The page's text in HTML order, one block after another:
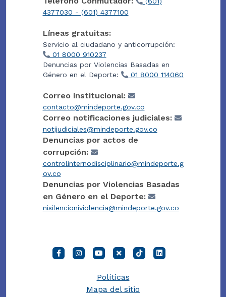
4377030 - (601) 4377100
Líneas gratuitas:
Servicio al ciudadano y anticorrupción:
01 8000 910237
Denuncias por Violencias Basadas en
Género en el Deporte:
01 8000 114060
Correo institucional:
contacto@mindeporte.gov.co
Correo notificaciones judiciales:
notijudiciales@mindeporte.gov.co
Denuncias por actos de
corrupción:
controlinternodisciplinario@mindeporte.g
ov.co
Denuncias por Violencias Basadas
en Género en el Deporte:
nisilencioniviolencia@mindeporte.gov.co
Políticas
Mapa del sitio